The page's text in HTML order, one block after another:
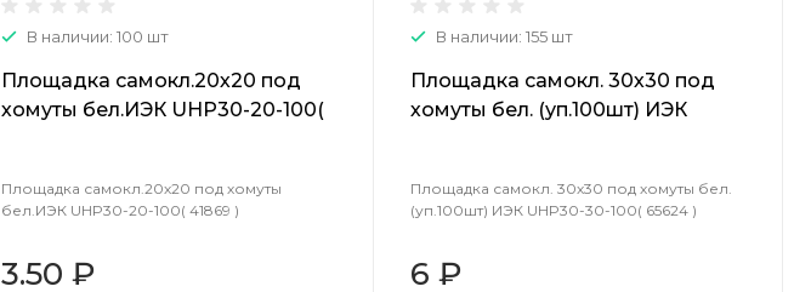
В наличии: 100 шт
Площадка самокл.20х20 под
хомуты бел.ИЭК UHP30-20-100(
Площадка самокл.20х20 под хомуты
бел.ИЭК UHP30-20-100( 41869 )
3.50 ₽
В наличии: 155 шт
Площадка самокл. 30х30 под
хомуты бел. (уп.100шт) ИЭК
Площадка самокл. 30х30 под хомуты бел.
(уп.100шт) ИЭК UHP30-30-100( 65624 )
6 ₽